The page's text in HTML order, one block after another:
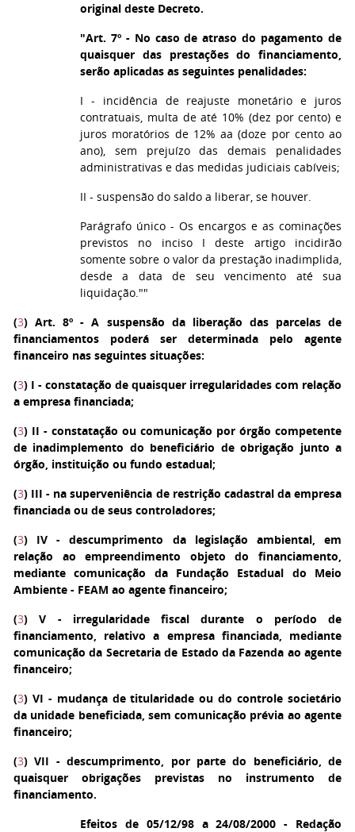
original deste Decreto.
"Art. 7º - No caso de atraso do pagamento de
quaisquer das prestações do financiamento,
serão aplicadas as seguintes penalidades:
I - incidência de reajuste monetário e juros
contratuais, multa de até 10% (dez por cento) e
juros moratórios de 12% aa (doze por cento ao
ano), sem prejuízo das demais penalidades
administrativas e das medidas judiciais cabíveis;
II - suspensão do saldo a liberar, se houver.
Parágrafo único - Os encargos e as cominações
previstos no inciso I deste artigo incidirão
somente sobre o valor da prestação inadimplida,
desde a data de seu vencimento até sua
liquidação.""
(3) Art. 8º - A suspensão da liberação das parcelas de
financiamentos poderá ser determinada pelo agente
financeiro nas seguintes situações:
(3) I - constatação de quaisquer irregularidades com relação
a empresa financiada;
(3) II - constatação ou comunicação por órgão competente
de inadimplemento do beneficiário de obrigação junto a
órgão, instituição ou fundo estadual;
(3) III - na superveniência de restrição cadastral da empresa
financiada ou de seus controladores;
(3) IV - descumprimento da legislação ambiental, em
relação ao empreendimento objeto do financiamento,
mediante comunicação da Fundação Estadual do Meio
Ambiente - FEAM ao agente financeiro;
(3)V - irregularidade fiscal durante o período de
financiamento, relativo a empresa financiada, mediante
comunicação da Secretaria de Estado da Fazenda ao agente
financeiro;
(3) VI - mudança de titularidade ou do controle societário
da unidade beneficiada, sem comunicação prévia ao agente
financeiro;
(3)VII - descumprimento, por parte do beneficiário, de
quaisquer obrigações previstas no instrumento de
financiamento.
Efeitos de 05/12/98 a 24/08/2000 - Redação